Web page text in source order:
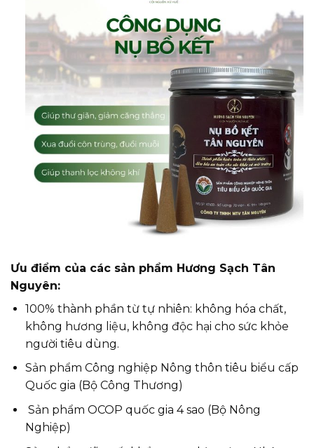
Ưu điểm của các sản phẩm Hương Sạch Tân
Nguyên:
100% thành phần từ tự nhiên: không hóa chất,
không hương liệu, không độc hại cho sức khỏe
người tiêu dùng.
Sản phẩm Công nghiệp Nông thôn tiêu biểu cấp
Quốc gia (Bộ Công Thương)
Sản phẩm OCOP quốc gia 4 sao (Bộ Nông
Nghiệp)